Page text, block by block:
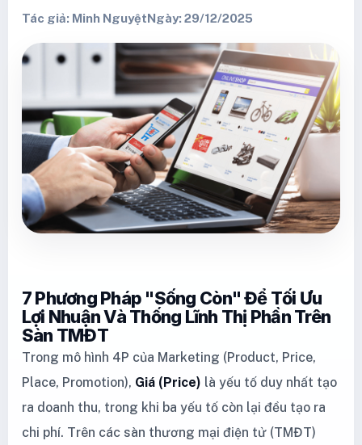
Tác giả: Minh NguyệtNgày: 29/12/2025
7 Phương Pháp "Sống Còn" Để Tối Ưu
Lợi Nhuận Và Thống Lĩnh Thị Phần Trên
Sàn TMĐT
Trong mô hình 4P của Marketing (Product, Price,
Place, Promotion), Giá (Price) là yếu tố duy nhất tạo
ra doanh thu, trong khi ba yếu tố còn lại đều tạo ra
chi phí. Trên các sàn thương mại điện tử (TMĐT)